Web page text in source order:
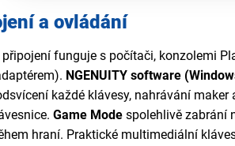
a ovládání
připojení funguje s počítači, konzolemi
NGENUITY software
každé klávesy, nahrávání maker
Game Mode spolehlivě zabrání
hraní. Praktické multimediální